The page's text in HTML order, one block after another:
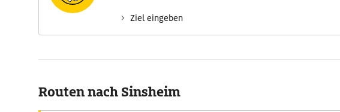
Ziel eingeben
Routen nach Sinsheim